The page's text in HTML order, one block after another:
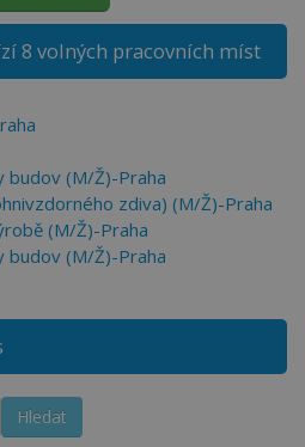
8 volných pracovních míst
budov (M/Ž)-Praha
zdiva) (M/Ž)-Praha
(M/Ž)-Praha
budov (M/Ž)-Praha